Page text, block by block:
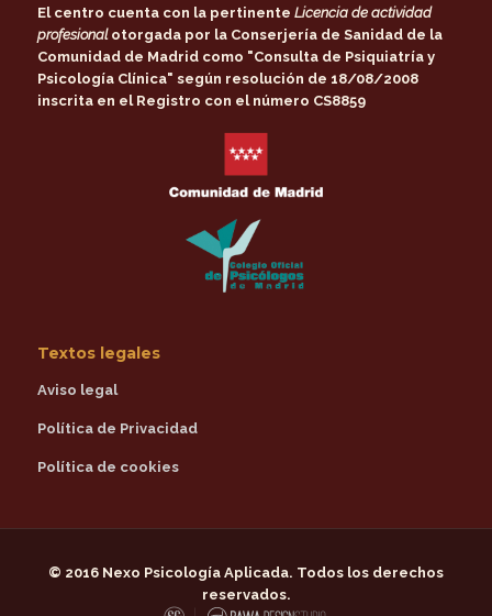
El centro cuenta con la pertinente Licencia de actividad
profesionalotorgada por la Conserjería de Sanidad de la
Comunidad de Madridcomo "Consulta de Psiquiatría y
Psicología Clínica" según resolución de 18/08/2008
inscrita en el Registro con el número CS8859
Textos legales
Aviso legal
Política de Privacidad
Política de cookies
© 2016 Nexo Psicología Aplicada. Todos los derechos
reservados.